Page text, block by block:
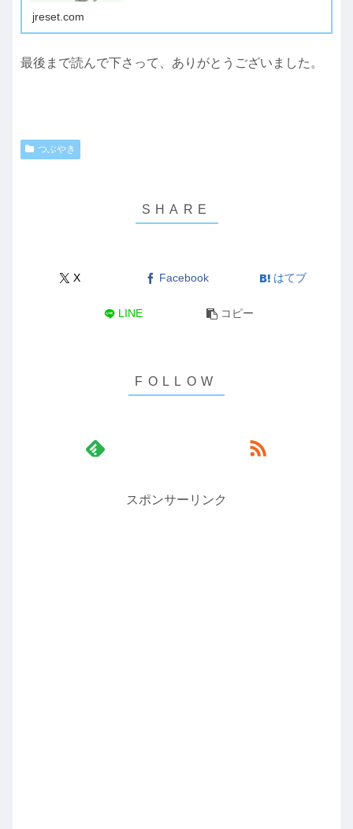
jreset.com
最後まで読んで下さって、ありがとうございました。
つぶやき
X Facebook はてブ
LINE コピー
スポンサーリンク